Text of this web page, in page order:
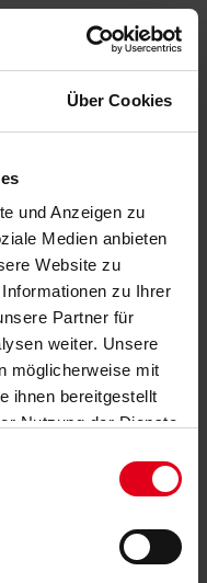
Über Cookies
und Anzeigen zu
Medien anbieten
Website zu
zu Ihrer
Partner für
weiter. Unsere
möglicherweise mit
ihnen bereitgestellt
Nutzung der Dienste